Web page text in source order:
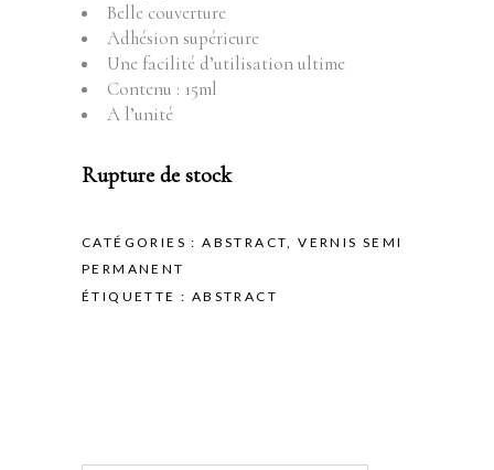
Belle couverture
Adhésion supérieure
Une facilité d’utilisation ultime
Contenu : 15ml
A l’unité
Rupture de stock
CATÉGORIES :ABSTRACT,VERNIS SEMI
PERMANENT
ÉTIQUETTE : ABSTRACT